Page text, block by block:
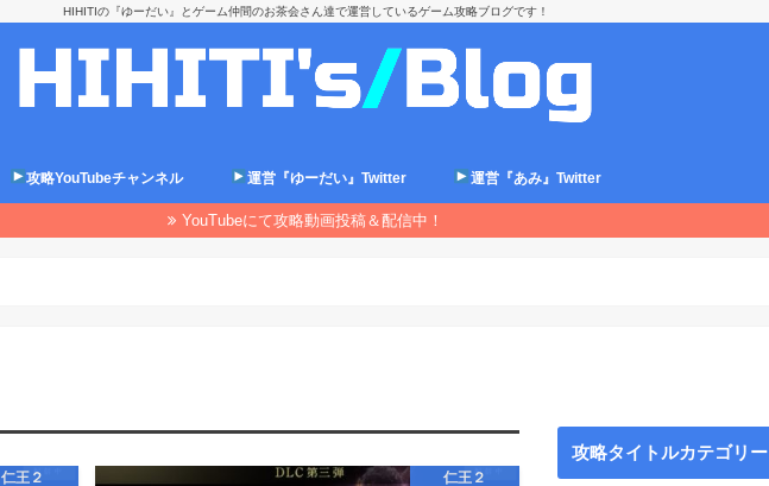
HIHITIの『ゆーだい』とゲーム仲間のお茶会さん達で運営しているゲーム攻略ブログです！
攻略YouTubeチャンネル 運営『ゆーだい』Twitter 運営『あみ』Twitter
YouTubeにて攻略動画投稿＆配信中！
仁王２ 仁王２
攻略タイトルカテゴリー